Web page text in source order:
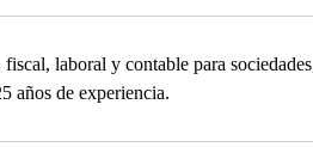
laboral y contable para
años de experiencia.